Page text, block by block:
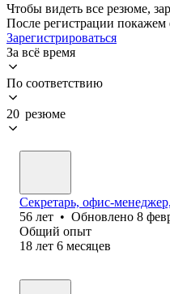
Чтобы видеть все резюме,
После регистрации
Зарегистрироваться
За всё время
По соответствию
20 резюме
Секретарь, офис-
56 лет • Обновлено 8
Общий опыт
18 лет 6 месяцев